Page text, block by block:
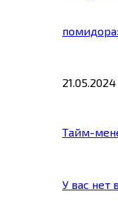
21.05.2024
Тайм-
У вас нет